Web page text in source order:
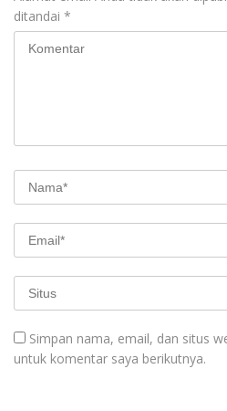
ditandai *
Simpan nama, email, dan situs
untuk komentar saya berikutnya.